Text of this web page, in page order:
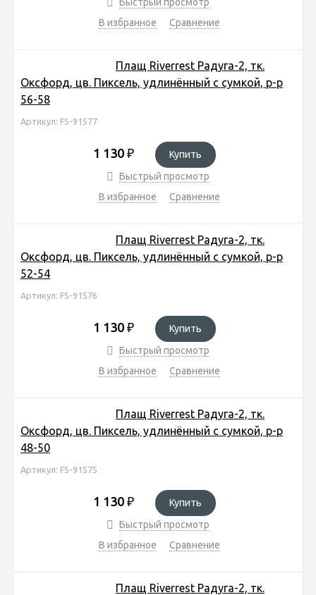
В избранное
Сравнение
Плащ Riverrest Радуга-2, тк.
Оксфорд, цв. Пиксель, удлинённый с сумкой, р-р
56-58
Артикул: FS-91577
1 130 ₽
Купить
Быстрый просмотр
В избранное
Сравнение
Плащ Riverrest Радуга-2, тк.
Оксфорд, цв. Пиксель, удлинённый с сумкой, р-р
52-54
Артикул: FS-91576
1 130 ₽
Купить
Быстрый просмотр
В избранное
Сравнение
Плащ Riverrest Радуга-2, тк.
Оксфорд, цв. Пиксель, удлинённый с сумкой, р-р
48-50
Артикул: FS-91575
1 130 ₽
Купить
Быстрый просмотр
В избранное
Сравнение
Плащ Riverrest Радуга-2, тк.